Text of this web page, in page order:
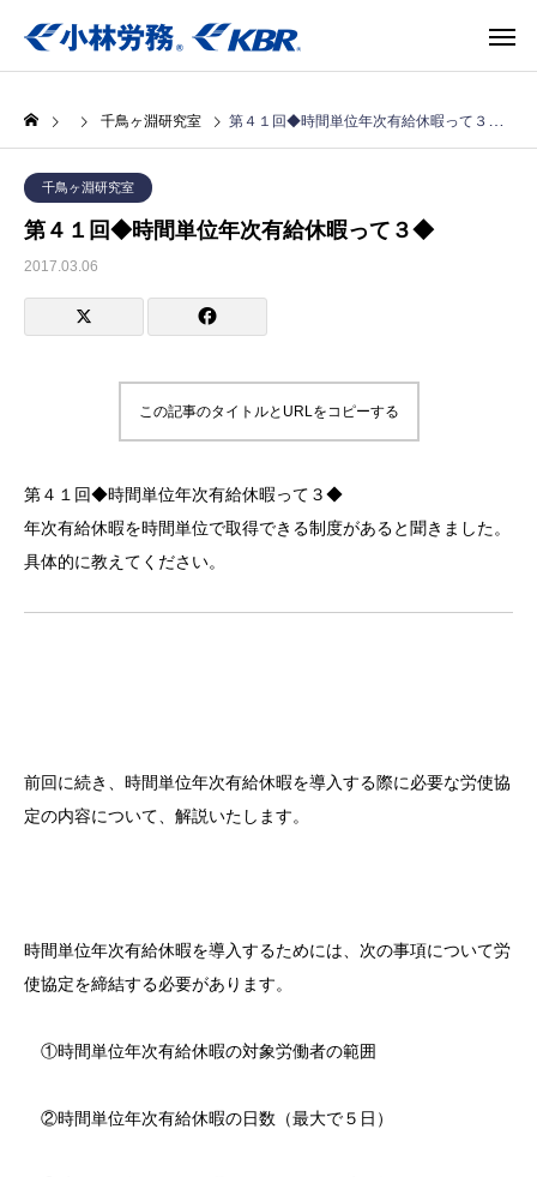
千鳥ヶ淵研究室 第４１回◆時間単位年次有給休暇って３◆
千鳥ヶ淵研究室
第４１回◆時間単位年次有給休暇って３◆
2017.03.06
この記事のタイトルとURLをコピーする
第４１回◆時間単位年次有給休暇って３◆
年次有給休暇を時間単位で取得できる制度があると聞きました。
具体的に教えてください。
前回に続き、時間単位年次有給休暇を導入する際に必要な労使協
定の内容について、解説いたします。
時間単位年次有給休暇を導入するためには、次の事項について労
使協定を締結する必要があります。
①時間単位年次有給休暇の対象労働者の範囲
②時間単位年次有給休暇の日数（最大で５日）